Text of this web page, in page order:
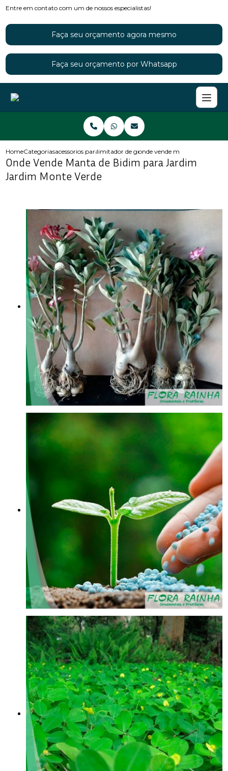
Entre em contato com um de nossos especialistas!
Faça seu orçamento agora mesmo
Faça seu orçamento por Whatsapp
HomeCategoriasacessorios para jardinslimitador de grama para jardim
onde vende manta de bidim
Onde Vende Manta de Bidim para Jardim
Jardim Monte Verde